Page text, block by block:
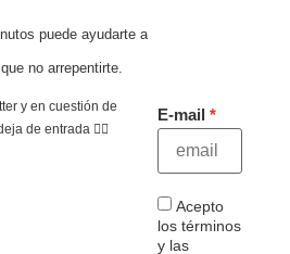
puede ayudarte a
no arrepentirte.
y en cuestión de
de entrada 👇🏻
E-mail
Acepto
los términos
y las